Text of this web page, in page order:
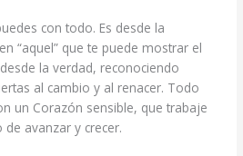
con todo. Es desde la
“aquel” que te puede mostrar el
la verdad, reconociendo
al cambio y al renacer. Todo
un Corazón sensible, que trabaje
avanzar y crecer.